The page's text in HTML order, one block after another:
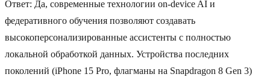
Ответ: Да, современные технологии on-device AI и
федеративного обучения позволяют создавать
высокоперсонализированные ассистенты с полностью
локальной обработкой данных. Устройства последних
поколений (iPhone 15 Pro, флагманы на Snapdragon 8 Gen 3)